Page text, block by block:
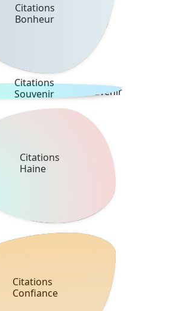
Citations
Bonheur
Citations
Souvenir
Citations
Haine
Citations
Confiance